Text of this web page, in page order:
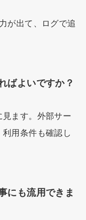
が出て、ログで追
ばよいですか？
ます。外部サー
用条件も確認し
にも流用できま